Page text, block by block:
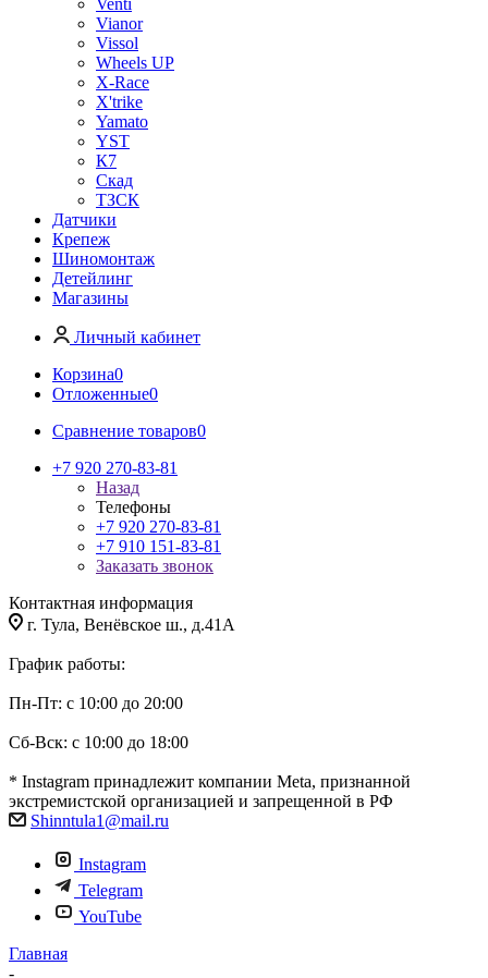
Venti
Vianor
Vissol
Wheels UP
X-Race
X'trike
Yamato
YST
К7
Скад
ТЗСК
Датчики
Крепеж
Шиномонтаж
Детейлинг
Магазины
Личный кабинет
Корзина0
Отложенные0
Сравнение товаров0
+7 920 270-83-81
Назад
Телефоны
+7 920 270-83-81
+7 910 151-83-81
Заказать звонок
Контактная информация
г. Тула, Венёвское ш., д.41А
График работы:
Пн-Пт: с 10:00 до 20:00
Сб-Вск: с 10:00 до 18:00
* Instagram принадлежит компании Meta, признанной
экстремистской организацией и запрещенной в РФ
Shinntula1@mail.ru
Instagram
Telegram
YouTube
Главная
-